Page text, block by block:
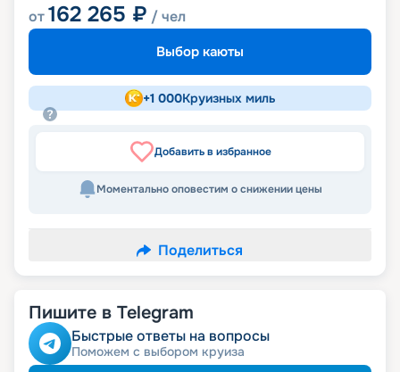
от162 265 ₽ / чел
Выбор каюты
+1 000Круизных миль
Добавить в избранное
Моментально оповестим о снижении цены
Поделиться
Пишите в Telegram
Быстрые ответы на вопросы
Поможем с выбором круиза